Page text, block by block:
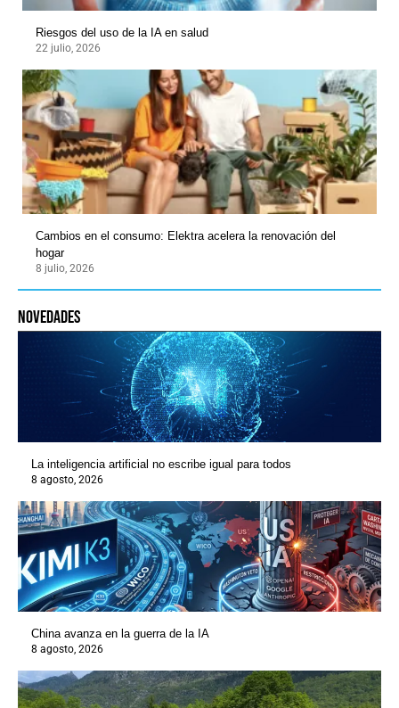
Riesgos del uso de la IA en salud
22 julio, 2026
Cambios en el consumo: Elektra acelera la renovación del
hogar
8 julio, 2026
novedades
La inteligencia artificial no escribe igual para todos
8 agosto, 2026
China avanza en la guerra de la IA
8 agosto, 2026